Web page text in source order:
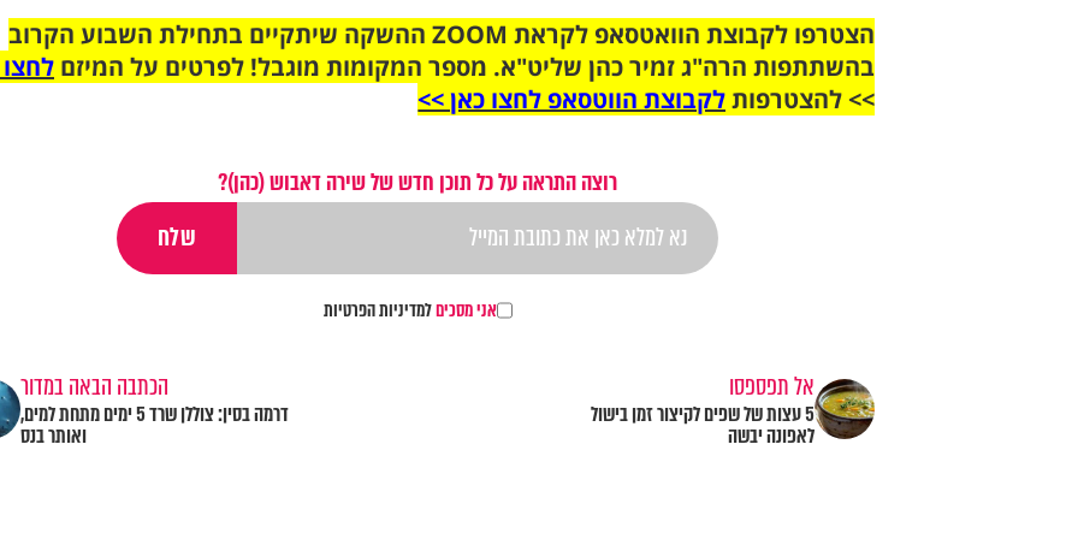
הצטרפו לקבוצת הוואטסאפ לקראת ZOOM ההשקה שיתקיים בתחילת השבוע הקרוב
בהשתתפות הרה"ג זמיר כהן שליט"א. מספר המקומות מוגבל! לפרטים על המיזם
>> להצטרפותלקבוצת הווטסאפ לחצו כאן >>
רוצה התראה על כל תוכן חדש של שירה דאבוש (כהן)?
אני מסכיםלמדיניות הפרטיות
אל תפספסו
5 עצות של שפים לקיצור זמן בישול
לאפונה יבשה
הכתבה הבאה במדור
דרמה בסין: צוללן שרד 5 ימים מתחת למים,
ואותר בנס